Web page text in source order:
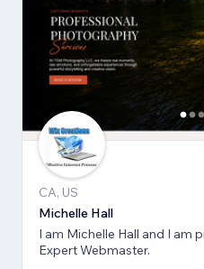
CA, US
Michelle Hall
I am Michelle Hall and I am
Expert Webmaster.